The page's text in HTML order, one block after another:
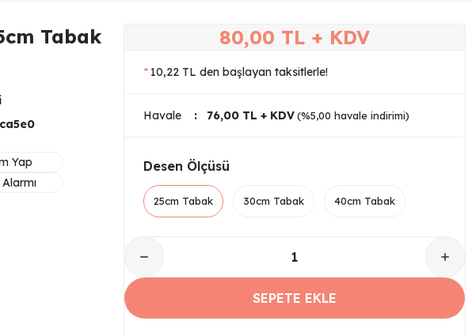
Tabak
Yap
80,00 TL + KDV
* 10,22 TL den başlayan taksitlerle!
Havale 76,00 TL + KDV (%5,00 havale indirimi)
Desen Ölçüsü
25cm Tabak 30cm Tabak 40cm Tabak
SEPETE EKLE